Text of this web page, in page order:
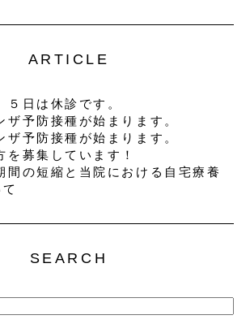
ARTICLE
５日は休診です。
ザ予防接種が始まります。
ザ予防接種が始まります。
を募集しています！
間の短縮と当院における自宅療養
SEARCH